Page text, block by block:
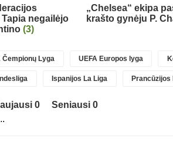
negailėjo
(3)
„Chelsea“ ekipa
krašto gynėju P.
Čempionų Lyga UEFA Europos lyga
Ispanijos La Liga Prancūzijos
0
Seniausi 0